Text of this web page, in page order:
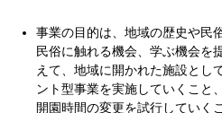
事業の目的は、地域の歴史や民
民俗に触れる機会、学ぶ機会を
えて、地域に開かれた施設とし
ント型事業を実施していくこと
開園時間の変更を試行していく